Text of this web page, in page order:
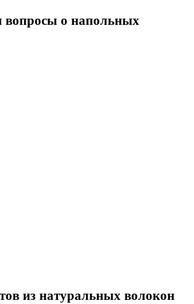
вопросы о напольных
из натуральных волокон